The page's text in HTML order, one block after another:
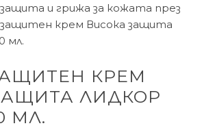
и грижа за кожата през
крем Висока защита
мл.
КРЕМ
ЛИДКОР
МЛ.